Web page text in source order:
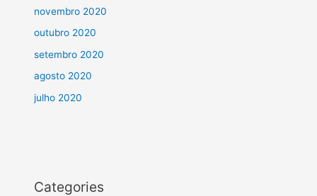
novembro 2020
outubro 2020
setembro 2020
agosto 2020
julho 2020
Categories